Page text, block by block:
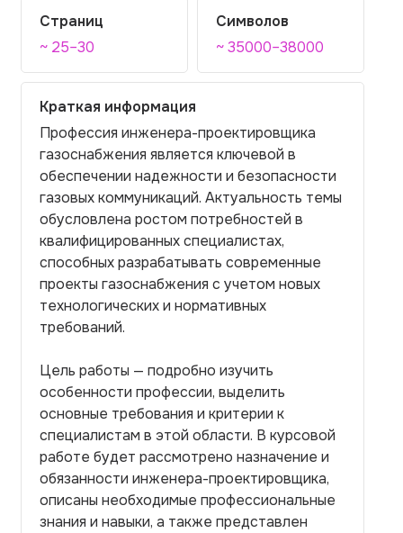
Страниц
~ 25–30
Символов
~ 35000–38000
Краткая информация
Профессия инженера-проектировщика
газоснабжения является ключевой в
обеспечении надежности и безопасности
газовых коммуникаций. Актуальность темы
обусловлена ростом потребностей в
квалифицированных специалистах,
способных разрабатывать современные
проекты газоснабжения с учетом новых
технологических и нормативных
требований.
Цель работы — подробно изучить
особенности профессии, выделить
основные требования и критерии к
специалистам в этой области. В курсовой
работе будет рассмотрено назначение и
обязанности инженера-проектировщика,
описаны необходимые профессиональные
знания и навыки, а также представлен